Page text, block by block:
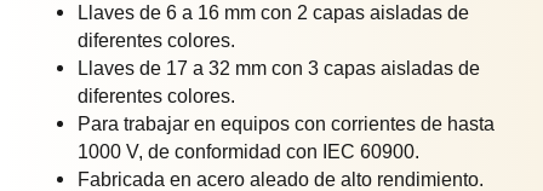
Llaves de 6 a 16 mm con 2 capas aisladas de
diferentes colores.
Llaves de 17 a 32 mm con 3 capas aisladas de
diferentes colores.
Para trabajar en equipos con corrientes de hasta
1000 V, de conformidad con IEC 60900.
Fabricada en acero aleado de alto rendimiento.